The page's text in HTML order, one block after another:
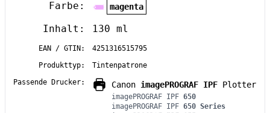
Farbe: magenta
Inhalt: 130 ml
EAN / GTIN:
4251316515795
Produkttyp:
Tintenpatrone
Passende Drucker:
Canon imagePROGRAF IPF Plotter
imagePROGRAF IPF 650
imagePROGRAF IPF 650 Series